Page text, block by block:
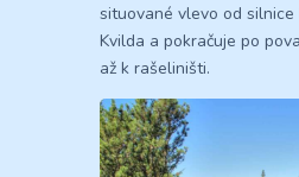
situované vlevo od silnice
Kvilda a pokračuje po
až k rašeliništi.